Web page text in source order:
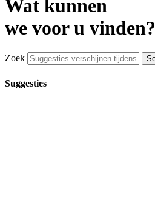
Wat kunnen
we voor u vinden?
Zoek
Suggesties